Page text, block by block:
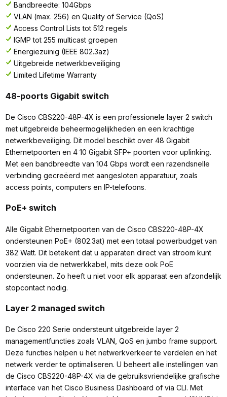
Bandbreedte: 104Gbps
VLAN (max. 256) en Quality of Service (QoS)
Access Control Lists tot 512 regels
IGMP tot 255 multicast groepen
Energiezuinig (IEEE 802.3az)
Uitgebreide netwerkbeveiliging
Limited Lifetime Warranty
48-poorts Gigabit switch
De Cisco CBS220-48P-4X is een professionele layer 2 switch
met uitgebreide beheermogelijkheden en een krachtige
netwerkbeveiliging. Dit model beschikt over 48 Gigabit
Ethernetpoorten en 4 10 Gigabit SFP+ poorten voor uplinking.
Met een bandbreedte van 104 Gbps wordt een razendsnelle
verbinding gecreëerd met aangesloten apparatuur, zoals
access points, computers en IP-telefoons.
PoE+ switch
Alle Gigabit Ethernetpoorten van de Cisco CBS220-48P-4X
ondersteunen PoE+ (802.3at) met een totaal powerbudget van
382 Watt. Dit betekent dat u apparaten direct van stroom kunt
voorzien via de netwerkkabel, mits deze ook PoE
ondersteunen. Zo heeft u niet voor elk apparaat een afzondelijk
stopcontact nodig.
Layer 2 managed switch
De Cisco 220 Serie ondersteunt uitgebreide layer 2
managementfuncties zoals VLAN, QoS en jumbo frame support.
Deze functies helpen u het netwerkverkeer te verdelen en het
netwerk verder te optimaliseren. U beheert alle instellingen van
de Cisco CBS220-48P-4X via de gebruiksvriendelijke grafische
interface van het Cisco Business Dashboard of via CLI. Met